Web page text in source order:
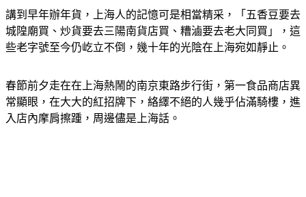
講到早年辦年貨，上海人的記憶可是相當精采，「五香豆要去
城隍廟買、炒貨要去三陽南貨店買、糟滷要去老大同買」，這
些老字號至今仍屹立不倒，幾十年的光陰在上海宛如靜止。
春節前夕走在在上海熱鬧的南京東路步行街，第一食品商店異
常顯眼，在大大的紅招牌下，絡繹不絕的人幾乎佔滿騎樓，進
入店內摩肩擦踵，周邊儘是上海話。